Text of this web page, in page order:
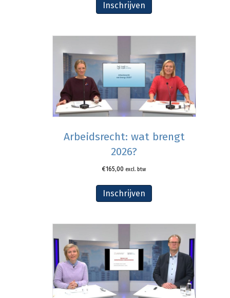
Inschrijven
Arbeidsrecht: wat brengt
2026?
€165,00 excl. btw
Inschrijven